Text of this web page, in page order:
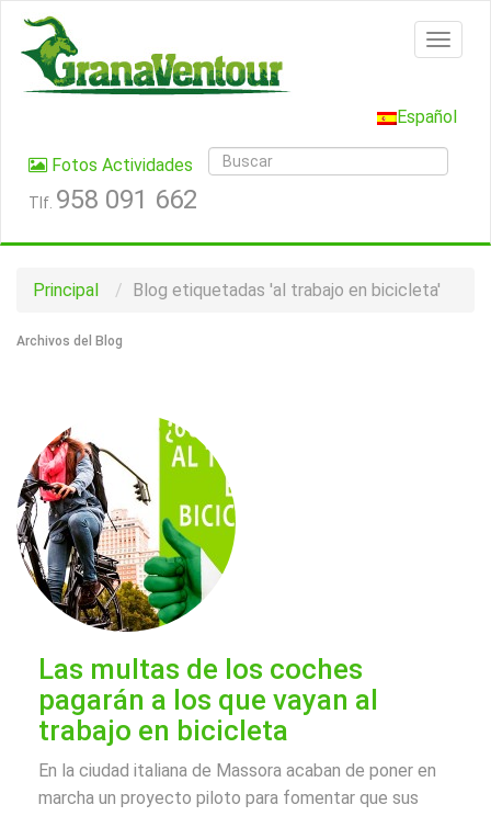
Español
Fotos Actividades
Tlf. 958 091 662
Principal Blog etiquetadas 'al trabajo en bicicleta'
Archivos del Blog
Las multas de los coches
pagarán a los que vayan al
trabajo en bicicleta
En la ciudad italiana de Massora acaban de poner en
marcha un proyecto piloto para fomentar que sus